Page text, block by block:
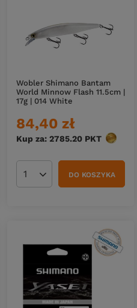
Wobler Shimano Bantam
World Minnow Flash 11.5cm |
17g | 014 White
84,40 zł
Kup za: 2785.20 PKT
Ilość produktówDO KOSZYKA